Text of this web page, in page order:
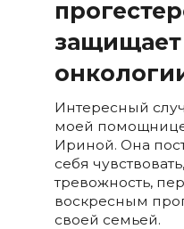
защищает
Интересный
моей
Ириной. Она
себя
тревожность,
воскресным
своей семьей.